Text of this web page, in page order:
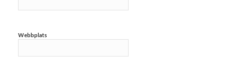
Webbplats